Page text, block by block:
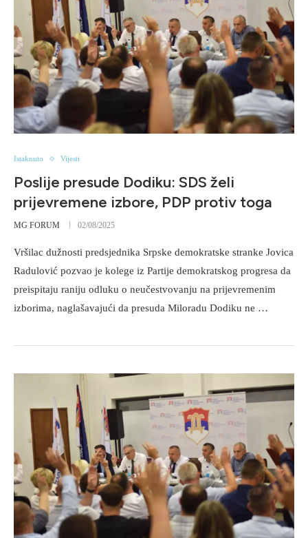
Istaknuto Vijesti
Poslije presude Dodiku: SDS želi
prijevremene izbore, PDP protiv toga
MG FORUM 02/08/2025
Vršilac dužnosti predsjednika Srpske demokratske stranke Jovica
Radulović pozvao je kolege iz Partije demokratskog progresa da
preispitaju raniju odluku o neučestvovanju na prijevremenim
izborima, naglašavajući da presuda Miloradu Dodiku ne …